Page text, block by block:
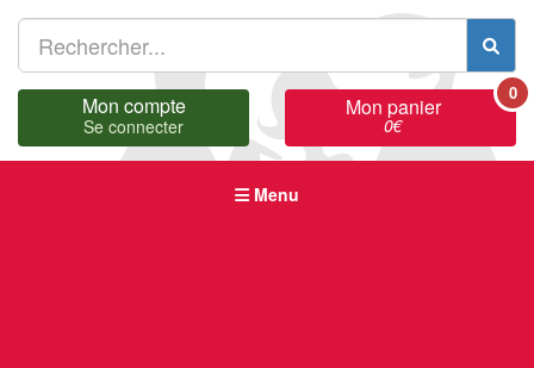
Mon compte
Se connecter
Mon panier
0€
0
Menu